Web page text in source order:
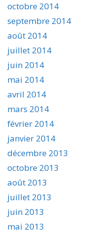
octobre 2014
septembre 2014
août 2014
juillet 2014
juin 2014
mai 2014
avril 2014
mars 2014
février 2014
janvier 2014
décembre 2013
octobre 2013
août 2013
juillet 2013
juin 2013
mai 2013